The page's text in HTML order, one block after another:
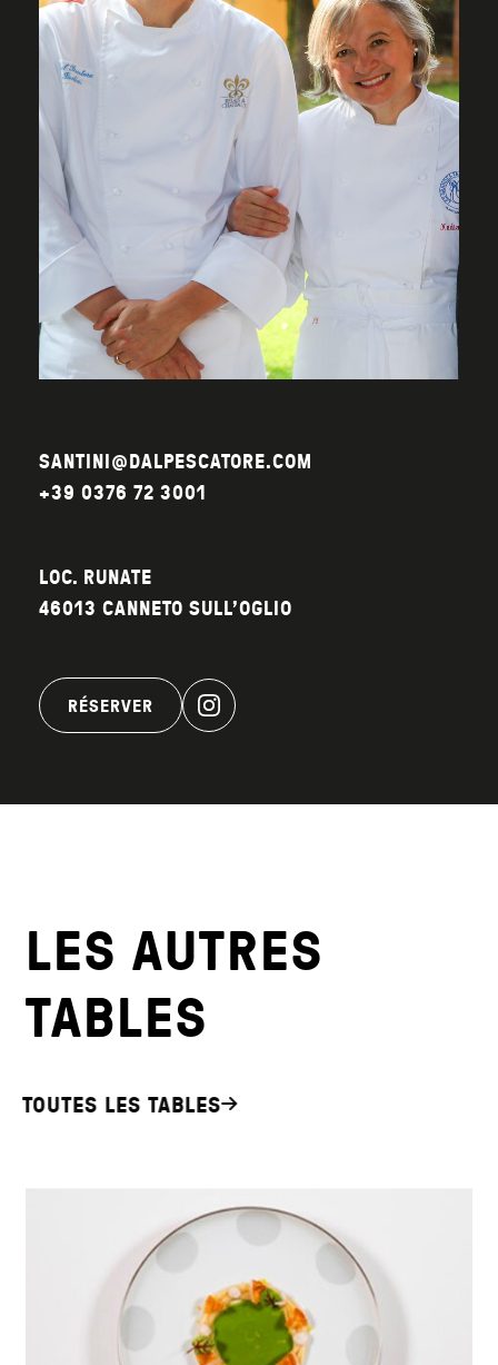
SANTINI@DALPESCATORE.COM
+39 0376 72 3001
LOC. RUNATE
46013 CANNETO SULL’OGLIO
RÉSERVER
LES AUTRES
TABLES
TOUTES LES TABLES